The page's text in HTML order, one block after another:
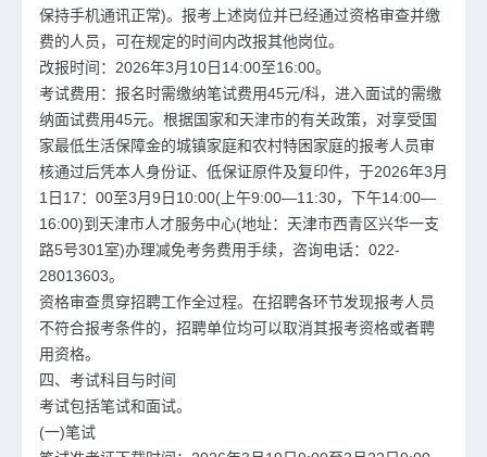
保持手机通讯正常)。报考上述岗位并已经通过资格审查并缴
费的人员，可在规定的时间内改报其他岗位。
改报时间：2026年3月10日14:00至16:00。
考试费用：报名时需缴纳笔试费用45元/科，进入面试的需缴
纳面试费用45元。根据国家和天津市的有关政策，对享受国
家最低生活保障金的城镇家庭和农村特困家庭的报考人员审
核通过后凭本人身份证、低保证原件及复印件，于2026年3月
1日17：00至3月9日10:00(上午9:00—11:30，下午14:00—
16:00)到天津市人才服务中心(地址：天津市西青区兴华一支
路5号301室)办理减免考务费用手续，咨询电话：022-
28013603。
资格审查贯穿招聘工作全过程。在招聘各环节发现报考人员
不符合报考条件的，招聘单位均可以取消其报考资格或者聘
用资格。
四、考试科目与时间
考试包括笔试和面试。
(一)笔试